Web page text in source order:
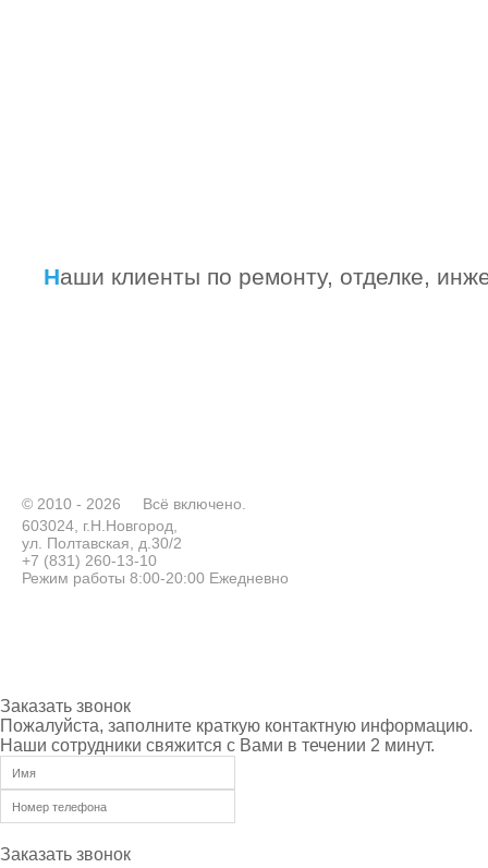
Наши клиенты по ремонту, отделке,
© 2010 - 2026
Всё включено.
603024, г.Н.Новгород,
ул. Полтавская, д.30/2
+7 (831) 260-13-10
Режим работы 8:00-20:00 Ежедневно
Заказать звонок
Пожалуйста, заполните краткую контактную информацию.
Наши сотрудники свяжится с Вами в течении 2 минут.
Заказать звонок